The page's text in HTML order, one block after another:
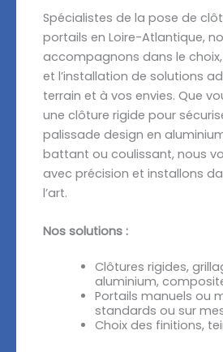
Spécialistes de la pose de
portails en Loire-Atlantique,
accompagnons dans le
et l’installation de solutions
terrain et à vos envies. Que
une clôture rigide pour
palissade design en
battant ou coulissant, nous
avec précision et installons
l’art.
Nos solutions :
Clôtures rigides,
aluminium,
Portails manuels ou
standards ou sur
Choix des finitions,